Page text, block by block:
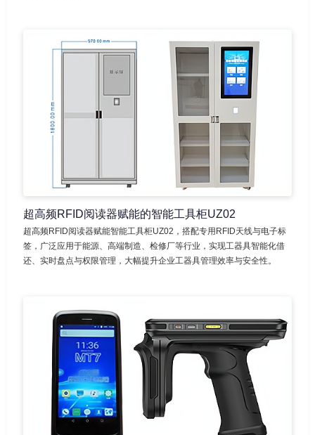
超高频RFID阅读器赋能的智能工具柜UZ02
超高频RFID阅读器赋能智能工具柜UZ02，搭配专用RFID天线与电子标
签，广泛应用于能源、高端制造、检修厂等行业，实现工器具智能化借
还、实时盘点与权限管理，大幅提升企业工器具管理效率与安全性。